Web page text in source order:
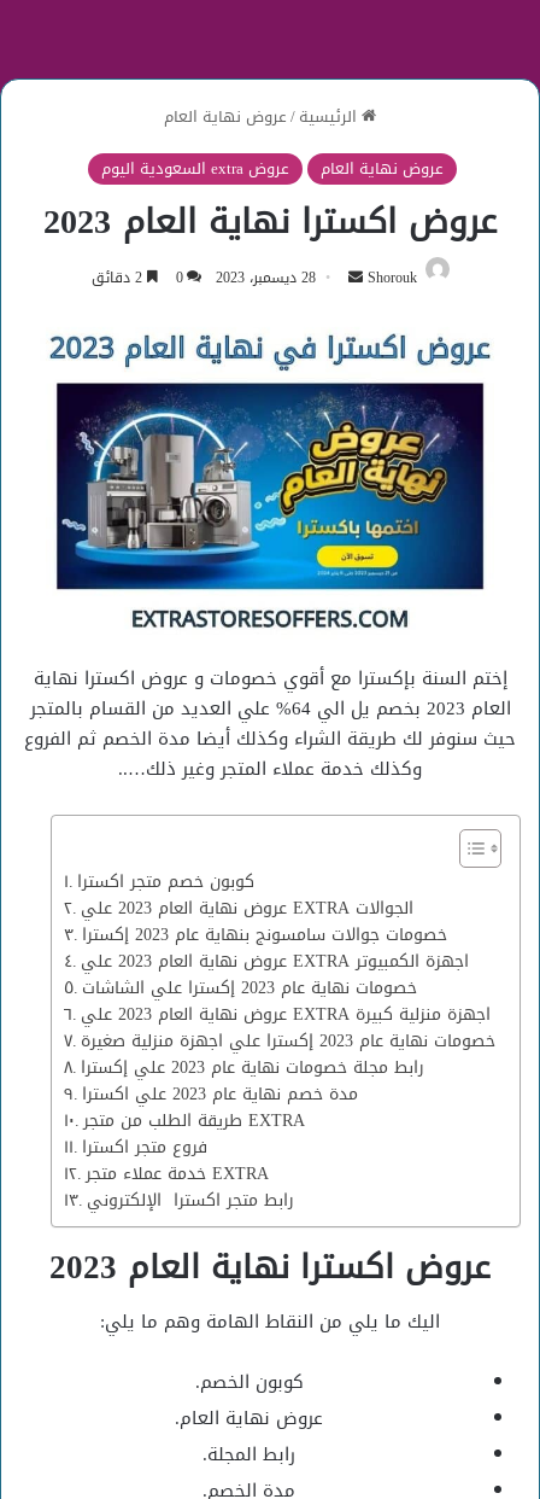
الرئيسية/عروض نهاية العام
عروض نهاية العام
عروض extra السعودية اليوم
عروض اكسترا نهاية العام 2023
Shorouk
أرسل
إلكترونيا
28 ديسمبر، 2023 0 2 دقائق
إختم السنة بإكسترا مع أقوي خصومات و عروض اكسترا نهاية
العام 2023 بخصم يل الي 64% علي العديد من القسام بالمتجر
حيث سنوفر لك طريقة الشراء وكذلك أيضا مدة الخصم ثم الفروع
وكذلك خدمة عملاء المتجر وغير ذلك…..
عروض نهاية العام 2023 علي EXTRA الجوالات
خصومات جوالات سامسونج بنهاية عام 2023 إكسترا
عروض نهاية العام 2023 علي EXTRA اجهزة الكمبيوتر
خصومات نهاية عام 2023 إكسترا علي الشاشات
عروض نهاية العام 2023 علي EXTRA اجهزة منزلية كبيرة
خصومات نهاية عام 2023 إكسترا علي اجهزة منزلية صغيرة
رابط مجلة خصومات نهاية عام 2023 علي إكسترا
طريقة الطلب من متجر EXTRA
خدمة عملاء متجر EXTRA
رابط متجر اكسترا الإلكتروني
عروض اكسترا نهاية العام 2023
اليك ما يلي من النقاط الهامة وهم ما يلي:
كوبون الخصم.
عروض نهاية العام.
رابط المجلة.
مدة الخصم.